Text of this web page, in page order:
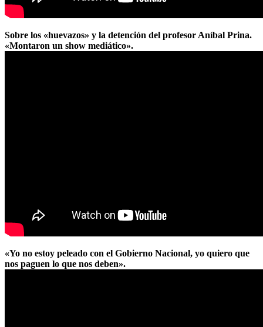
Sobre los «huevazos» y la detención del profesor Aníbal Prina.
«Montaron un show mediático».
«Yo no estoy peleado con el Gobierno Nacional, yo quiero que
nos paguen lo que nos deben».